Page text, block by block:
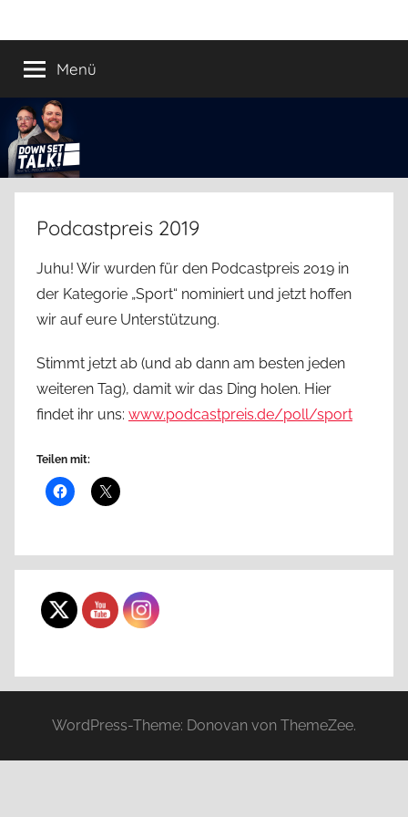
Inhalt
springen
Down
Set
Talk!
PodcastMenü
Podcastpreis 2019
Juhu! Wir wurden für den Podcastpreis 2019 in
der Kategorie „Sport“ nominiert und jetzt hoffen
wir auf eure Unterstützung.
Stimmt jetzt ab (und ab dann am besten jeden
weiteren Tag), damit wir das Ding holen. Hier
findet ihr uns: www.podcastpreis.de/poll/sport
Teilen mit:
WordPress-Theme: Donovan von ThemeZee.